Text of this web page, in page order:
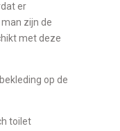
er
zijn de
met deze
op de
toilet